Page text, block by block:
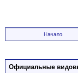
Начало
Официальные